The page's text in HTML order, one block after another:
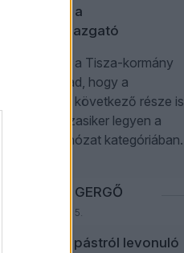
Sógorom, a
múzeumigazgató
Úgy néz ki, a Tisza-kormány
jó úton halad, hogy a
Sógország következő része is
zajos kasszasiker legyen a
botránybohózat kategóriában.
NEFELEJCS GERGŐ
2026. augusztus 5.
A politikai pástról levonuló